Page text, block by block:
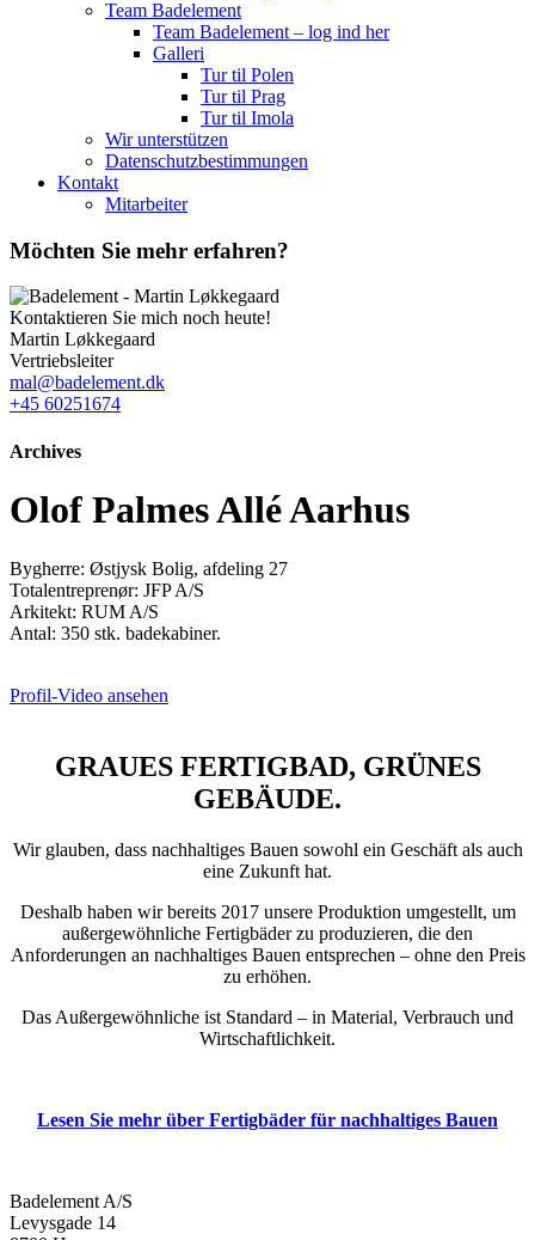
Team Badelement
Team Badelement – log ind her
Galleri
Tur til Polen
Tur til Prag
Tur til Imola
Wir unterstützen
Datenschutzbestimmungen
Kontakt
Mitarbeiter
Möchten Sie mehr erfahren?
Kontaktieren Sie mich noch heute!
Martin Løkkegaard
Vertriebsleiter
mal@badelement.dk
+45 60251674
Archives
Olof Palmes Allé Aarhus
Bygherre: Østjysk Bolig, afdeling 27
Totalentreprenør: JFP A/S
Arkitekt: RUM A/S
Antal: 350 stk. badekabiner.
Profil-Video ansehen
GRAUES FERTIGBAD, GRÜNES
GEBÄUDE.
Wir glauben, dass nachhaltiges Bauen sowohl ein Geschäft als auch
eine Zukunft hat.
Deshalb haben wir bereits 2017 unsere Produktion umgestellt, um
außergewöhnliche Fertigbäder zu produzieren, die den
Anforderungen an nachhaltiges Bauen entsprechen – ohne den Preis
zu erhöhen.
Das Außergewöhnliche ist Standard – in Material, Verbrauch und
Wirtschaftlichkeit.
Lesen Sie mehr über Fertigbäder für nachhaltiges Bauen
Badelement A/S
Levysgade 14